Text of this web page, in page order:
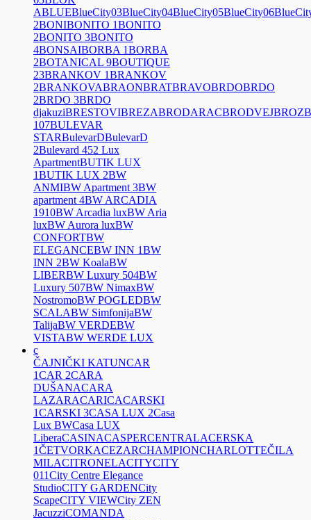
ABLUEBlueCity03BlueCity04BlueCity05BlueCity06
2BONIBONITO 1BONITO
2BONITO 3BONITO
4BONSAIBORBA 1BORBA
2BOTANICAL 9BOUTIQUE
23BRANKOV 1BRANKOV
2BRANKOVABRAONBRATBRAVOBRDOBRDO
2BRDO 3BRDO
djakuziBRESTOVIBREZABRODARACBRODVEJBROZ
107BULEVAR
STARBulevarDBulevarD
2Bulevard 452 Lux
ApartmentBUTIK LUX
1BUTIK LUX 2BW
ANMIBW Apartment 3BW
apartment 4BW ARCADIA
1910BW Arcadia luxBW Aria
luxBW Aurora luxBW
CONFORTBW
ELEGANCEBW INN 1BW
INN 2BW KoalaBW
LIBERBW Luxury 504BW
Luxury 507BW NimaxBW
NostromoBW POGLEDBW
SCALABW SimfonijaBW
TalijaBW VERDEBW
VISTABW WERDE LUX
c
ČAJNIČKI KATUNCAR
1CAR 2CARA
DUŠANACARA
LAZARACARICACARSKI
1CARSKI 3CASA LUX 2Casa
Lux BWCasa LUX
LiberaCASINACASPERCENTRALACERSKA
1ČETVORKACEZARCHAMPIONCHARLOTTEČILA
MILACITRONELACITYCITY
011City Centre Elegance
StudioCITY GARDENCity
ScapeCITY VIEWCity ZEN
JacuzziCOMANDA